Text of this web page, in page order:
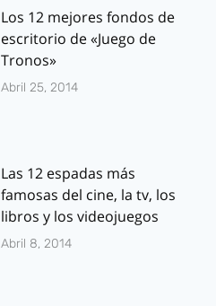
Los 12 mejores fondos de
escritorio de «Juego de
Tronos»
Abril 25, 2014
Las 12 espadas más
famosas del cine, la tv, los
libros y los videojuegos
Abril 8, 2014